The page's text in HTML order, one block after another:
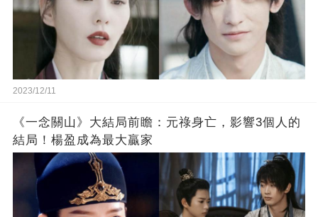
2023/12/11
《一念關山》大結局前瞻：元祿身亡，影響3個人的
結局！楊盈成為最大贏家